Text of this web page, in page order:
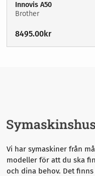
Innovis A50
Brother
8495.00kr
Vi har symaskiner från
modeller för att du ska
och dina behov. Det